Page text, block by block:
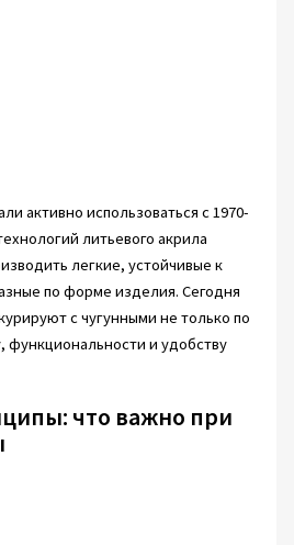
активно использоваться с 1970-
литьевого акрила
легкие, устойчивые к
по форме изделия. Сегодня
с чугунными не только по
функциональности и удобству
что важно при